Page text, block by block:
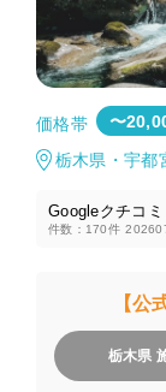
価格帯 〜
栃木県・宇都
Googleクチコミ
件数：170件
【公
栃木県